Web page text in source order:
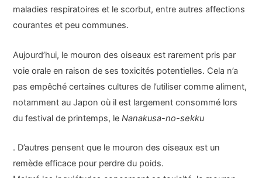
maladies respiratoires et le scorbut, entre autres affections
courantes et peu communes.
Aujourd’hui, le mouron des oiseaux est rarement pris par
voie orale en raison de ses toxicités potentielles. Cela n’a
pas empêché certaines cultures de l’utiliser comme aliment,
notamment au Japon où il est largement consommé lors
du festival de printemps, leNanakusa-no-sekku
. D’autres pensent que le mouron des oiseaux est un
remède efficace pour perdre du poids.